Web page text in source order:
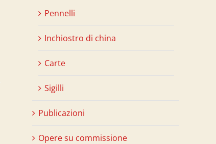
Pennelli
Inchiostro di china
Carte
Sigilli
Publicazioni
Opere su commissione